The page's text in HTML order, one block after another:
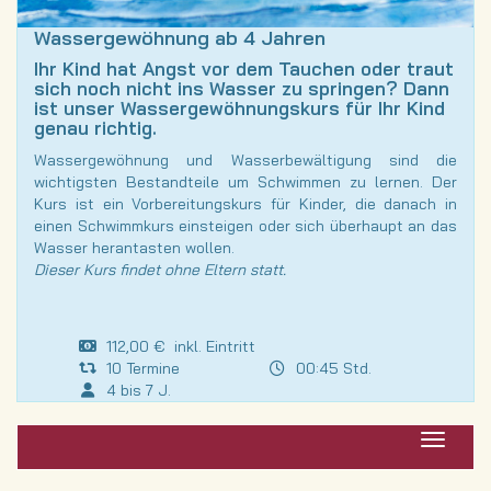
Wassergewöhnung ab 4 Jahren
Ihr Kind hat Angst vor dem Tauchen oder traut
sich noch nicht ins Wasser zu springen? Dann
ist unser Wassergewöhnungskurs für Ihr Kind
genau richtig.
Wassergewöhnung und Wasserbewältigung sind die
wichtigsten Bestandteile um Schwimmen zu lernen. Der
Kurs ist ein Vorbereitungskurs für Kinder, die danach in
einen Schwimmkurs einsteigen oder sich überhaupt an das
Wasser herantasten wollen.
Dieser Kurs findet ohne Eltern statt.
112,00 € inkl. Eintritt
10 Termine
00:45 Std.
4 bis 7 J.